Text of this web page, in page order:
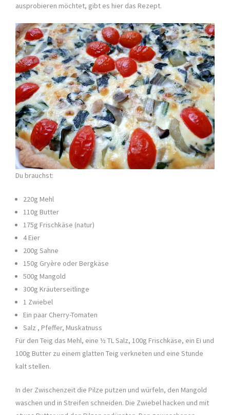
ausprobieren möchtet, gibt es hier das Rezept.
Du brauchst:
220g Mehl
110g Butter
175g Frischkäse (natur)
4 Eier
200g Sahne
150g Gryère oder Bergkäse
500g Mangold
300g Kräuterseitlinge
1 Zwiebel
Ein paar Cherry-Tomaten
Salz , Pfeffer, Muskatnuss
Für den Teig das Mehl, eine ½ TL Salz, 100g Frischkäse, ein Ei und
100g Butter zu einem glatten Teig verkneten und eine Stunde
kalt stellen.
In der Zwischenzeit die Pilze putzen und würfeln, den Mangold
waschen und in Streifen schneiden. Die Zwiebel hacken und mit